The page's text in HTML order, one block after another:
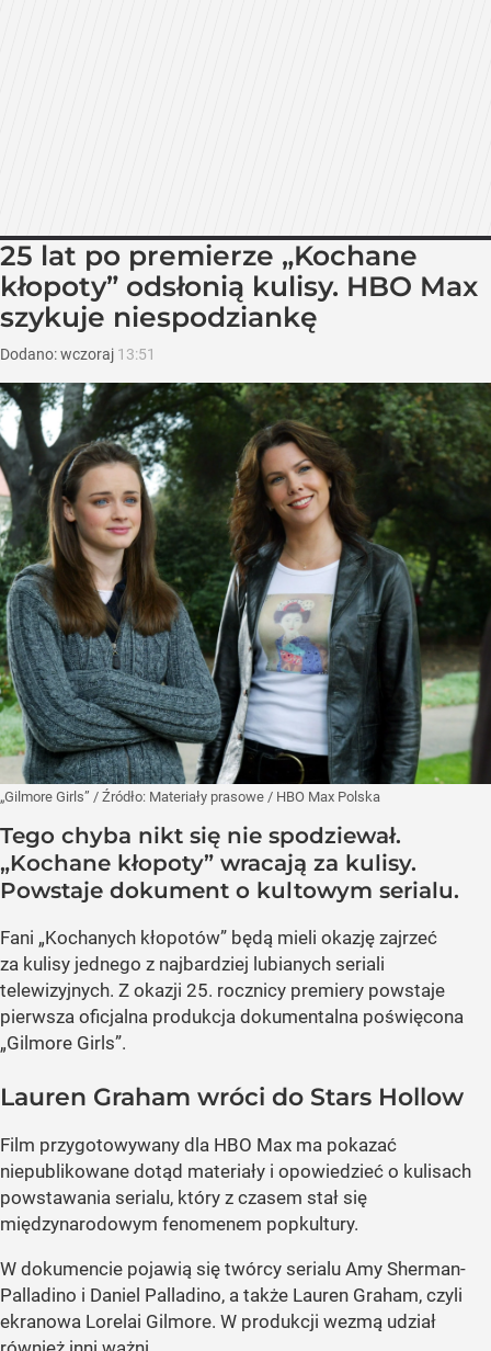
25 lat po premierze „Kochane
kłopoty” odsłonią kulisy. HBO Max
szykuje niespodziankę
Dodano:wczoraj 13:51
„Gilmore Girls” / Źródło: Materiały prasowe / HBO Max Polska
Tego chyba nikt się nie spodziewał.
„Kochane kłopoty” wracają za kulisy.
Powstaje dokument o kultowym serialu.
Fani „Kochanych kłopotów” będą mieli okazję zajrzeć
za kulisy jednego z najbardziej lubianych seriali
telewizyjnych. Z okazji 25. rocznicy premiery powstaje
pierwsza oficjalna produkcja dokumentalna poświęcona
„Gilmore Girls”.
Lauren Graham wróci do Stars Hollow
Film przygotowywany dla HBO Max ma pokazać
niepublikowane dotąd materiały i opowiedzieć o kulisach
powstawania serialu, który z czasem stał się
międzynarodowym fenomenem popkultury.
W dokumencie pojawią się twórcy serialu Amy Sherman-
Palladino i Daniel Palladino, a także Lauren Graham, czyli
ekranowa Lorelai Gilmore. W produkcji wezmą udział